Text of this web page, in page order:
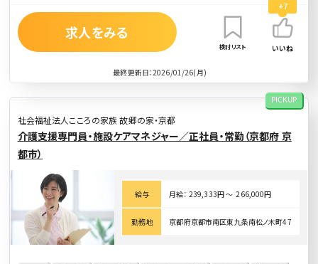
最終更新日：2026/01/26(月)
求人をみる
検討リスト
+7
いいね
社会福祉法人こころの家族 故郷の家・京都
PICKUP
介護支援専門員・施設ケアマネジャー／正社員・常勤（京都府 京
都市）
給与 月給： 239,333円 〜 266,000円
勤務地 京都府京都市南区東九条南松ノ木町47